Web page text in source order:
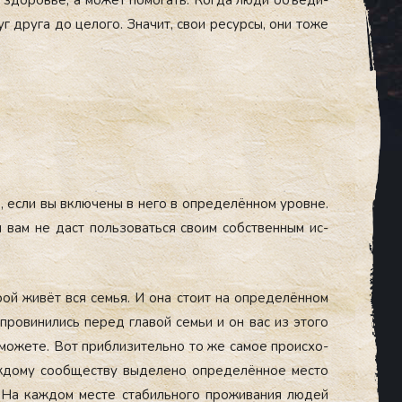
до це­лого. Зна­чит, свои ре­сур­сы, они то­же
вы вклю­чены в не­го в оп­ре­делён­ном уров­не.
не даст поль­зо­вать­ся сво­им собс­твен­ным ис­
жи­вёт вся семья. И она сто­ит на оп­ре­делён­ном
пе­ред гла­вой семьи и он вас из это­го
Вот приб­ли­зитель­но то же са­мое про­ис­хо­
со­об­щес­тву вы­деле­но оп­ре­делён­ное мес­то
каж­дом мес­те ста­биль­но­го про­жива­ния лю­дей